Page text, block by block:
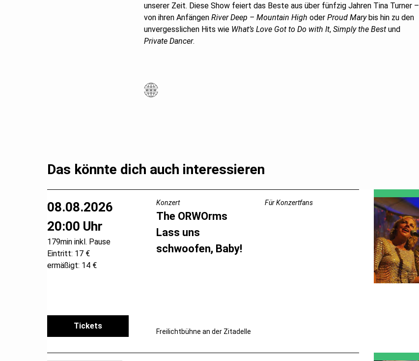
unserer Zeit. Diese Show feiert das Beste aus über fünfzig Jahren Tina Turner –
von ihren Anfängen River Deep – Mountain High oder Proud Marybis hin zu den
unvergesslichen Hits wie What’s Love Got to Do with It, Simply the Best und
Private Dancer.
Das könnte dich auch interessieren
08.08.2026
20:00 Uhr
179min inkl. Pause
Eintritt: 17 €
ermäßigt: 14 €
Tickets
Konzert
The ORWOrms
Lass uns
schwoofen, Baby!
Freilichtbühne an der Zitadelle
Für Konzertfans